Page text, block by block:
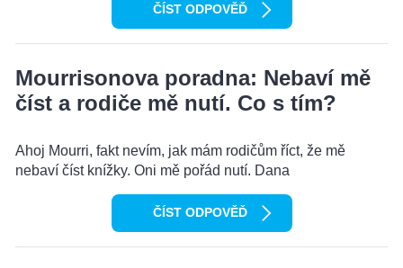
ČÍST ODPOVĚĎ
Mourrisonova poradna: Nebaví mě
číst a rodiče mě nutí. Co s tím?
Ahoj Mourri, fakt nevím, jak mám rodičům říct, že mě
nebaví číst knížky. Oni mě pořád nutí. Dana
ČÍST ODPOVĚĎ